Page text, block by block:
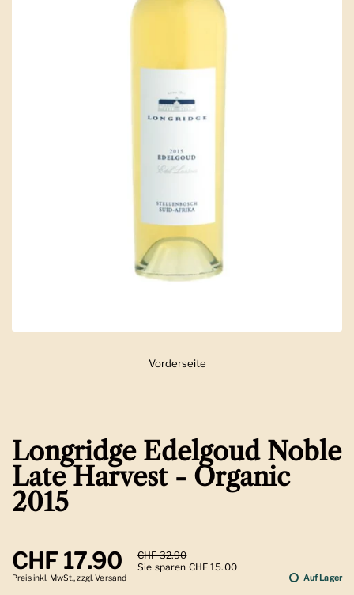
Zeige Folie 1
Vorderseite
Longridge Edelgoud Noble
Late Harvest - Organic
2015
Regulärer Preis
CHF 17.90 Sale-Preis
CHF 32.90
Sie sparen CHF 15.00
Preis inkl. MwSt., zzgl. Versand Auf Lager